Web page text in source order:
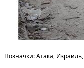
Теги:
Позначки:Атака, Израиль,